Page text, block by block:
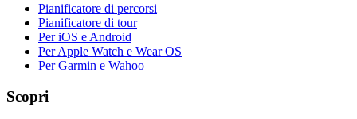
Pianificatore di percorsi
Pianificatore di tour
Per iOS e Android
Per Apple Watch e Wear OS
Per Garmin e Wahoo
Scopri